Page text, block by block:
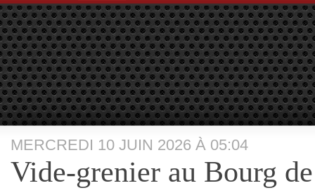
MERCREDI 10 JUIN 2026 À 05:04
Vide-grenier au Bourg